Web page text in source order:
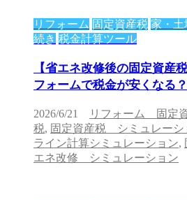
リフォーム 固定資産税 家・土
続き 税金計算ツール
【省エネ改修後の固定資産
フォームで税金が安くなる
2026/6/21 リフォーム 固定
税, 固定資産税 シミュレーシ
ライン計算シミュレーション,
エネ改修 シミュレーション